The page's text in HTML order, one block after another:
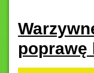
poprawę